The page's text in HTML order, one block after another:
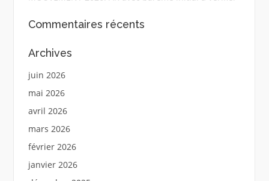
Commentaires récents
Archives
juin 2026
mai 2026
avril 2026
mars 2026
février 2026
janvier 2026